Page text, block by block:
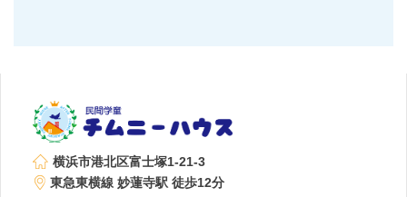
横浜市港北区富士塚1-21-3
東急東横線 妙蓮寺駅 徒歩12分